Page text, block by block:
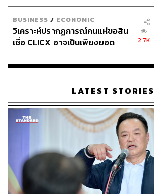
BUSINESS / ECONOMIC
วิเคราะห์ปรากฏการณ์คนแห่ขอสิน
เชื่อ CLICX อาจเป็นเพียงยอด
เรือนไทยที่ถูกซุกไว้
2.7K
LATEST STORIES